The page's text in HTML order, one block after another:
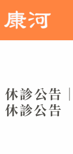
休診公告
休診公告